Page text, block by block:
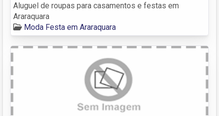
Aluguel de roupas para casamentos e festas em
Araraquara
Moda Festa em Araraquara